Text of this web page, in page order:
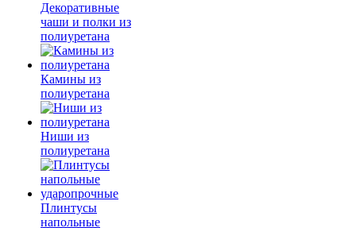
Декоративные
чаши и полки из
полиуретана
Камины из
полиуретана
Ниши из
полиуретана
Плинтусы
напольные